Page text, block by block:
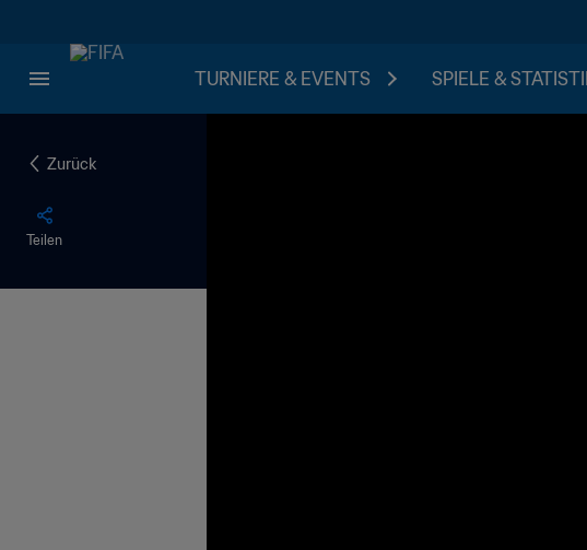
TURNIERE & EVENTS SPIELE &
Zurück
Teilen